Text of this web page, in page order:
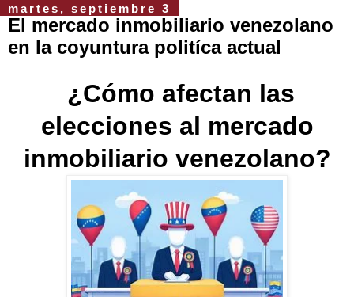
martes, septiembre 3
El mercado inmobiliario venezolano
en la coyuntura politíca actual
¿Cómo afectan las
elecciones al mercado
inmobiliario venezolano?